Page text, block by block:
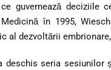
guvernează deciziile
în 1995,
al dezvoltării
deschis seria